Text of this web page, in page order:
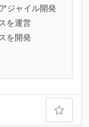
ジャイル開発
を運営
を開発